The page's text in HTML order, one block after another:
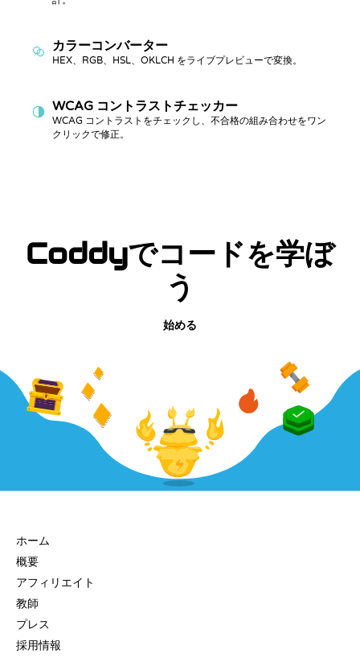
カラーコンバーター
HEX、RGB、HSL、OKLCH をライブプレビューで変換。
WCAG コントラストチェッカー
WCAG コントラストをチェックし、不合格の組み合わせをワン
クリックで修正。
Coddyでコードを学ぼ
う
始める
ホーム
概要
アフィリエイト
教師
プレス
採用情報